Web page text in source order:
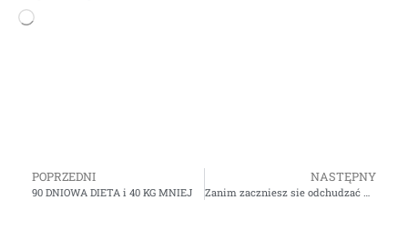
POPRZEDNI
90 DNIOWA DIETA i 40 KG MNIEJ
NASTĘPNY